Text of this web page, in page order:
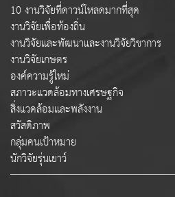
10 งานวิจัยที่ดาวน์โหลดมากที่สุด
งานวิจัยเพื่อท้องถิ่น
งานวิจัยและพัฒนาและงานวิจัยวิชาการ
งานวิจัยเกษตร
องค์ความรู้ใหม่
สภาวะแวดล้อมทางเศรษฐกิจ
สิ่งแวดล้อมและพลังงาน
สวัสดิภาพ
กลุ่มคนเป้าหมาย
นักวิจัยรุ่นเยาว์